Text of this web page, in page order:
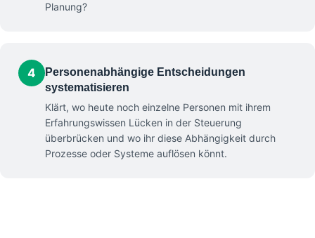
Planung?
4
Personenabhängige Entscheidungen
systematisieren
Klärt, wo heute noch einzelne Personen mit ihrem
Erfahrungswissen Lücken in der Steuerung
überbrücken und wo ihr diese Abhängigkeit durch
Prozesse oder Systeme auflösen könnt.